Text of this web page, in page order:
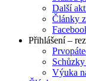
Další
Články
Přihlášení –
Výuka